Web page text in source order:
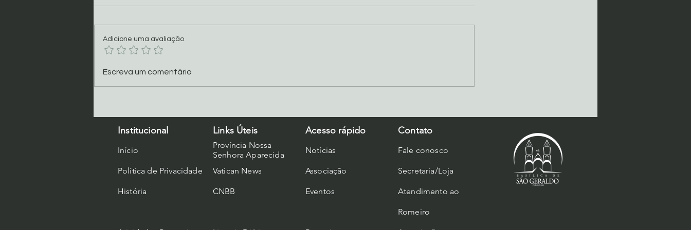
Adicione uma avaliação
Escreva um comentário
Institucional Links Úteis Acesso rápido Contato
Início
Província Nossa
Senhora Aparecida
Notícias Fale conosco
Política de Privacidade Vatican News Associação Secretaria/Loja
História CNBB Eventos Atendimento ao
Romeiro